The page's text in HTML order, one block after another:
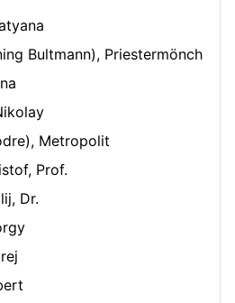
Bultmann), Priestermönch
Metropolit
Prof.
Dr.